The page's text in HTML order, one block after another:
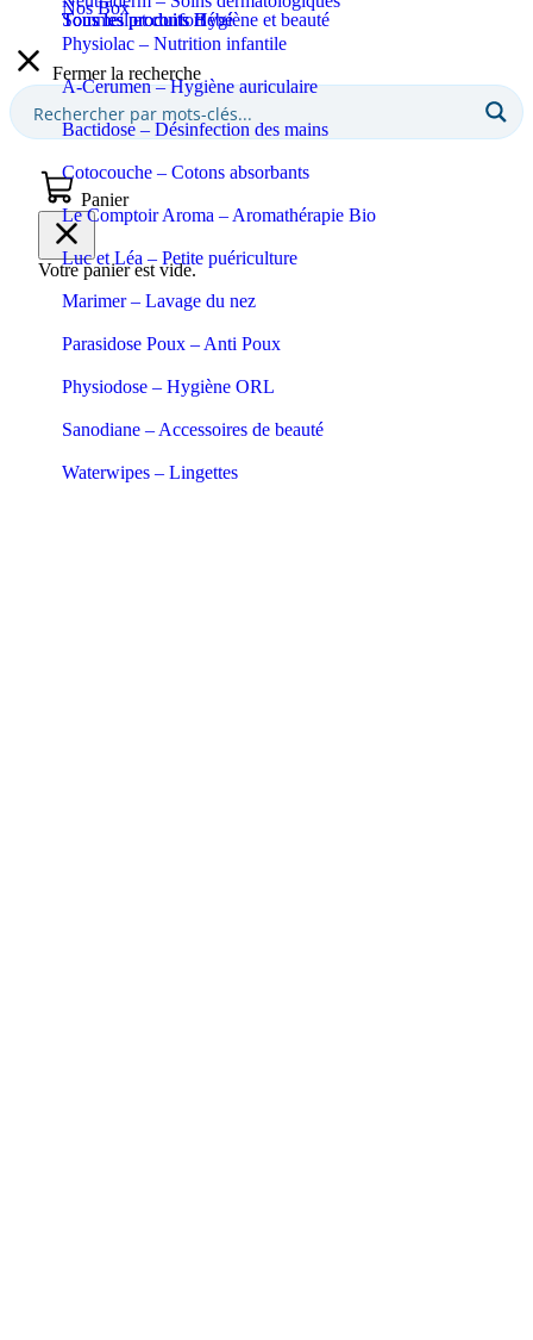
Sommeil et confort
Tous les produits Bébé
Tous les produits Hygiène et beauté
Physiolac – Nutrition infantile
A-Cerumen – Hygiène auriculaire
Bactidose – Désinfection des mains
Cotocouche – Cotons absorbants
Le Comptoir Aroma – Aromathérapie Bio
Luc et Léa – Petite puériculture
Marimer – Lavage du nez
Parasidose Poux – Anti Poux
Physiodose – Hygiène ORL
Sanodiane – Accessoires de beauté
Waterwipes – Lingettes
Nos Box
Fermer la recherche
Panier
Votre panier est vide.